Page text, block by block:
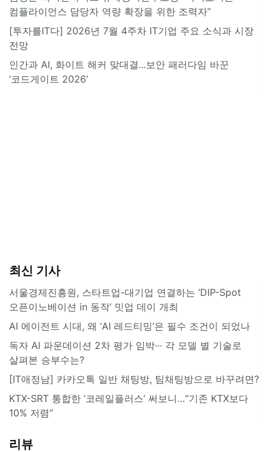
컴플라이언스 담당자 역량 확장을 위한 조력자”
[투자를IT다] 2026년 7월 4주차 IT기업 주요 소식과 시장
전망
인간과 AI, 화이트 해커 맞대결...보안 패러다임 바꾼
‘코드게이트 2026’
최신 기사
서울경제진흥원, 스타트업-대기업 연결하는 ‘DIP-Spot
오픈이노베이션 in 동작’ 밋업 데이 개최
AI 에이전트 시대, 왜 ‘AI 레드티밍’은 필수 조건이 되었나
독자 AI 파운데이션 2차 평가 임박··· 각 모델 별 기술로
살펴본 승부수는?
[IT애정남] 카카오톡 일반 채팅방, 팀채팅방으로 바꾸려면?
KTX-SRT 통합한 ‘코레일플러스’ 써보니…“기존 KTX보다
10% 저렴”
리뷰